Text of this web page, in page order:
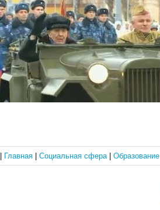
Главная Социальная сфера Образование